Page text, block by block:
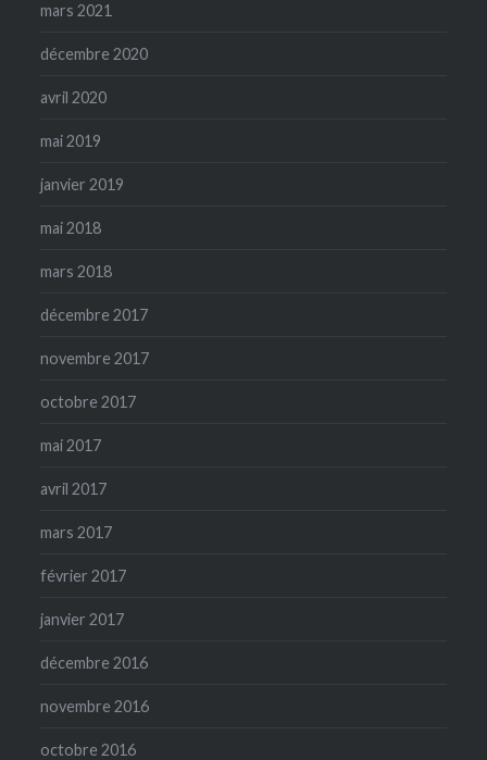
mars 2021
décembre 2020
avril 2020
mai 2019
janvier 2019
mai 2018
mars 2018
décembre 2017
novembre 2017
octobre 2017
mai 2017
avril 2017
mars 2017
février 2017
janvier 2017
décembre 2016
novembre 2016
octobre 2016